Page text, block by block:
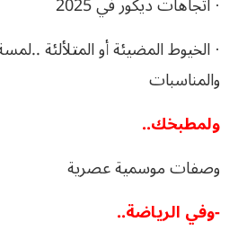
· الخيوط المضيئة أو المتلألئة
والمناسبات
ولمطبخك..
وصفات موسمية عصرية
-وفي الرياضة..